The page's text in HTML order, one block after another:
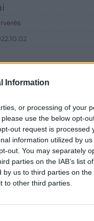
Information
or processing of your
use the below opt-
out request is processed
information utilized by
out. You may separately
parties on the IAB’s list
by us to third parties on the
to other third parties.
Eladó:
Cím:
Mipo Kft
1053
Telefon: